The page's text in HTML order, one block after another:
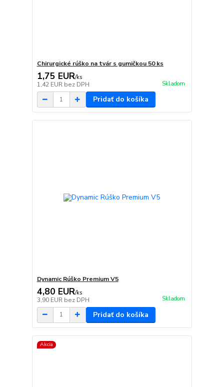
Chirurgické rúško na tvár s gumičkou 50 ks
1,75 EUR/ks
1,42 EUR bez DPH Skladom
Pridať do košíka
Dynamic Rúško Premium V5
4,80 EUR/ks
3,90 EUR bez DPH Skladom
Pridať do košíka
Akcia